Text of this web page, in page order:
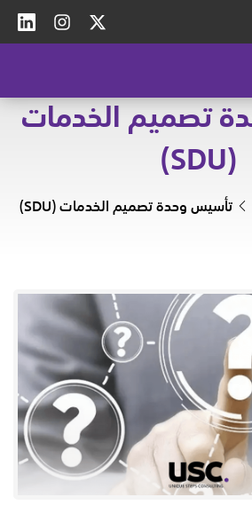
تصميم الخدمات
(SDU)
تأسيس وحدة تصميم الخدمات (SDU)